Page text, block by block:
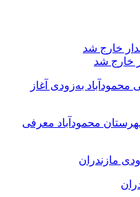
۵۰۰ مگاواتی محمودآباد به‌زودی آغاز
محمودآباد معرفی
مازندران